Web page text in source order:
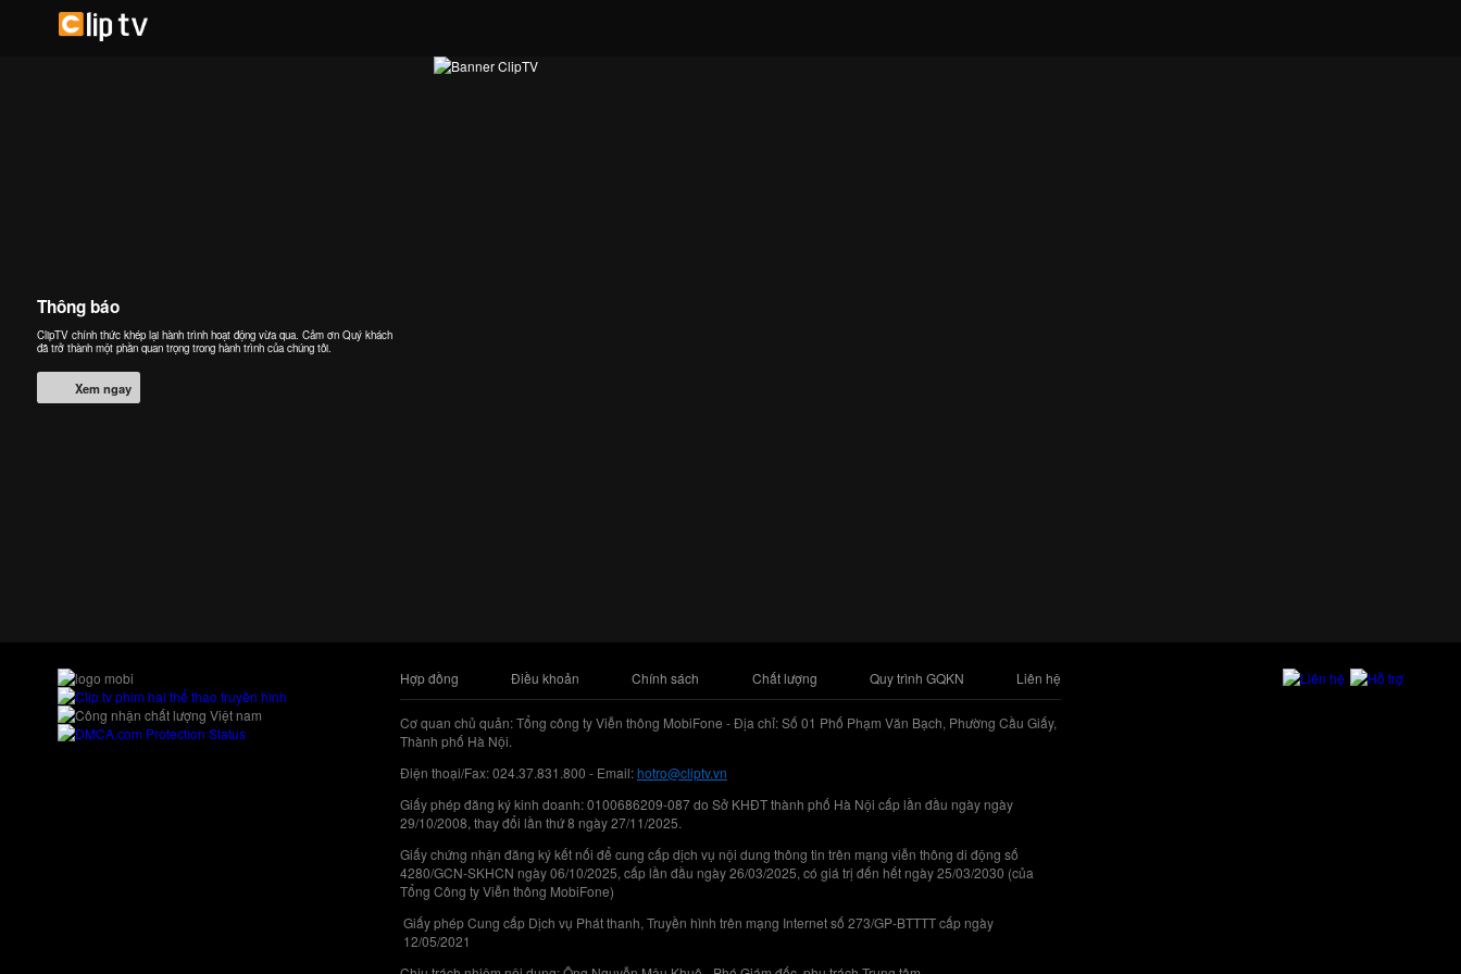
Thông báo
ClipTV chính thức khép lại hành trình hoạt động vừa qua. Cảm ơn Quý khách
đã trở thành một phần quan trọng trong hành trình của chúng tôi.
Xem ngay
Hợp đồng Điều khoản Chính sách Chất lượng Quy trình GQKN Liên hệ
Cơ quan chủ quản: Tổng công ty Viễn thông MobiFone - Địa chỉ: Số 01 Phố Phạm Văn Bạch, Phường Cầu Giấy,
Thành phố Hà Nội.
Điện thoại/Fax: 024.37.831.800 - Email:hotro@cliptv.vn
Giấy phép đăng ký kinh doanh: 0100686209-087 do Sở KHĐT thành phố Hà Nội cấp lần đầu ngày ngày
29/10/2008, thay đổi lần thứ 8 ngày 27/11/2025.
Giấy chứng nhận đăng ký kết nối để cung cấp dịch vụ nội dung thông tin trên mạng viễn thông di động số
4280/GCN-SKHCN ngày 06/10/2025, cấp lần đầu ngày 26/03/2025, có giá trị đến hết ngày 25/03/2030 (của
Tổng Công ty Viễn thông MobiFone)
Giấy phép Cung cấp Dịch vụ Phát thanh, Truyền hình trên mạng Internet số 273/GP-BTTTT cấp ngày
12/05/2021